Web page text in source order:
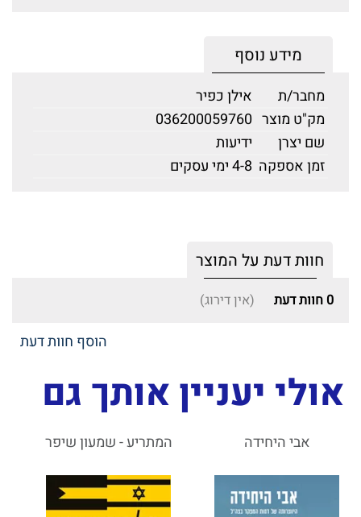
מידע נוסף
מחבר/ת
אילן כפיר
מק"ט מוצר 036200059760
שם יצרן
ידיעות
זמן אספקה 4-8 ימי עסקים
חוות דעת על המוצר
0 חוות דעת (אין דירוג)
הוסף חוות דעת
אולי יעניין אותך גם
אבי היחידה המתריע - שמעון שיפר